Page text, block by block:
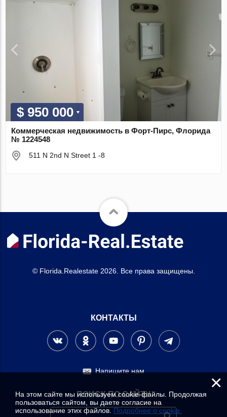
$ 950 000
Коммерческая недвижимость в Форт-Пирс, Флорида
№ 1224548
511 N 2nd N Street 1 -8
© Florida.Realestate 2026. Все права защищены.
КОНТАКТЫ
Напишите нам
ПОИСК ПО САЙТУ
×
На этом сайте мы используем cookie-файлы. Продолжая
пользоваться сайтом, вы даете согласие на
использование этих файлов. Подробнее о cookie.